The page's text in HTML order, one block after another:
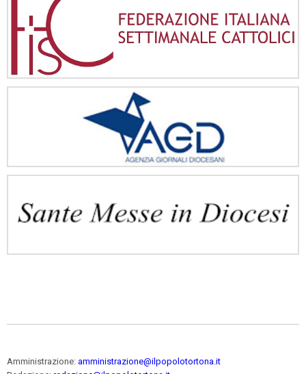
Amministrazione: amministrazione@ilpopolotortona.it